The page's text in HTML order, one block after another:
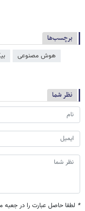
برچسب‌ها
هوش مصنوعی
نظر شما
* لطفا حاصل عبارت را در جعبه